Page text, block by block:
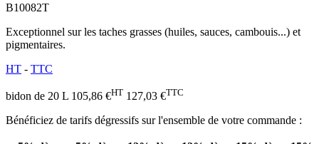
B10082T
Exceptionnel sur les taches grasses (huiles, sauces, cambouis...) et
pigmentaires.
HT - TTC
bidon de 20 L 105,86 €HT 127,03 €TTC
Bénéficiez de tarifs dégressifs sur l'ensemble de votre commande :